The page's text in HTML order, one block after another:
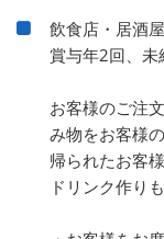
飲食店・居酒
賞与年2回、未
お客様のご注
み物をお客様
帰られたお客
ドリンク作り